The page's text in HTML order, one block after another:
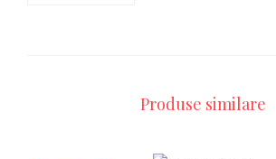
Produse similare